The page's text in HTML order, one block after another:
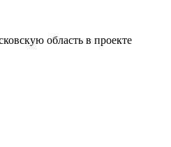
область в проекте